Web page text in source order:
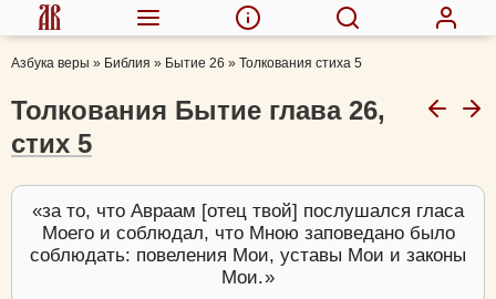
Азбука веры » Библия » Бытие 26 » Толкования стиха 5
Толкования Бытие глава 26,
стих 5
за то, что Авраам [отец твой] послушался гласа
Моего и соблюдал, что Мною заповедано было
соблюдать: повеления Мои, уставы Мои и законы
Мои.